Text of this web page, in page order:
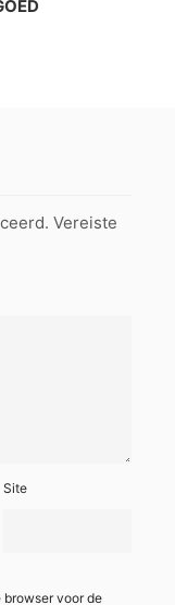
Vereiste
Site
voor de